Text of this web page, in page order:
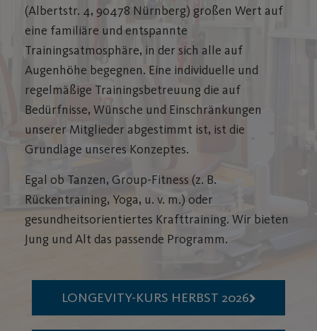
(Albertstr. 4, 90478 Nürnberg) großen Wert auf
eine familiäre und entspannte
Trainingsatmosphäre, in der sich alle auf
Augenhöhe begegnen. Eine individuelle und
regelmäßige Trainingsbetreuung die auf
Bedürfnisse, Wünsche und Einschränkungen
unserer Mitglieder abgestimmt ist, ist die
Grundlage unseres Konzeptes.
Egal ob Tanzen, Group-Fitness (z. B.
Rückentraining, Yoga, u. v. m.) oder
gesundheitsorientiertes Krafttraining. Wir bieten
Jung und Alt das passende Programm.
LONGEVITY-KURS HERBST 2026